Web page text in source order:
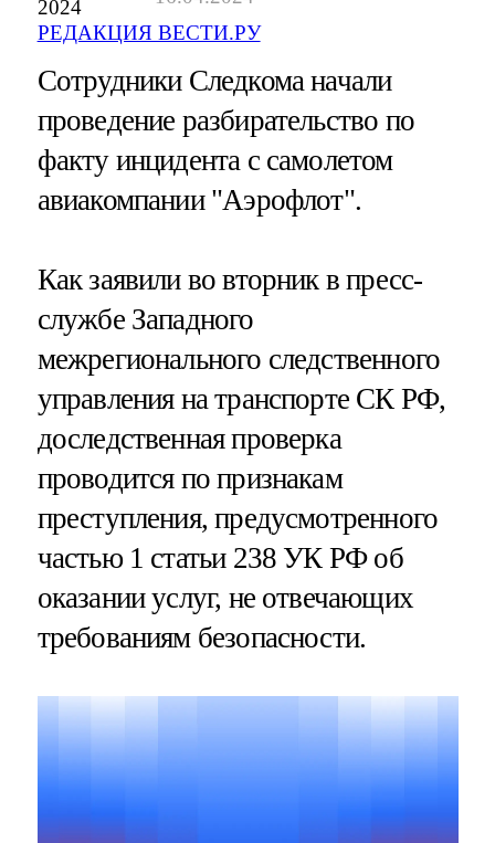
2024
РЕДАКЦИЯ ВЕСТИ.РУ
Сотрудники Следкома начали
проведение разбирательство по
факту инцидента с самолетом
авиакомпании "Аэрофлот".
Как заявили во вторник в пресс-
службе Западного
межрегионального следственного
управления на транспорте СК РФ,
доследственная проверка
проводится по признакам
преступления, предусмотренного
частью 1 статьи 238 УК РФ об
оказании услуг, не отвечающих
требованиям безопасности.